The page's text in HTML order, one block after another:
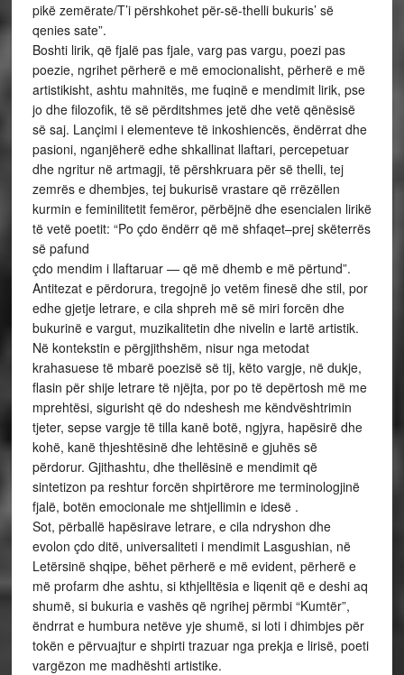
pikë zemërate/T’i përshkohet për-së-thelli bukuris’ së
qenies sate”.
Boshti lirik, që fjalë pas fjale, varg pas vargu, poezi pas
poezie, ngrihet përherë e më emocionalisht, përherë e më
artistikisht, ashtu mahnitës, me fuqinë e mendimit lirik, pse
jo dhe filozofik, të së përditshmes jetë dhe vetë qënësisë
së saj. Lançimi i elementeve të inkoshiencës, ëndërrat dhe
pasioni, nganjëherë edhe shkallinat llaftari, percepetuar
dhe ngritur në artmagji, të përshkruara për së thelli, tej
zemrës e dhembjes, tej bukurisë vrastare që rrëzëllen
kurmin e feminilitetit femëror, përbëjnë dhe esencialen lirikë
të vetë poetit: “Po çdo ëndërr që më shfaqet–prej skëterrës
së pafund
çdo mendim i llaftaruar — që më dhemb e më përtund”.
Antitezat e përdorura, tregojnë jo vetëm finesë dhe stil, por
edhe gjetje letrare, e cila shpreh më së miri forcën dhe
bukurinë e vargut, muzikalitetin dhe nivelin e lartë artistik.
Në kontekstin e përgjithshëm, nisur nga metodat
krahasuese të mbarë poezisë së tij, këto vargje, në dukje,
flasin për shije letrare të njëjta, por po të depërtosh më me
mprehtësi, sigurisht që do ndeshesh me këndvështrimin
tjeter, sepse vargje të tilla kanë botë, ngjyra, hapësirë dhe
kohë, kanë thjeshtësinë dhe lehtësinë e gjuhës së
përdorur. Gjithashtu, dhe thellësinë e mendimit që
sintetizon pa reshtur forcën shpirtërore me terminologjinë
fjalë, botën emocionale me shtjellimin e idesë .
Sot, përballë hapësirave letrare, e cila ndryshon dhe
evolon çdo ditë, universaliteti i mendimit Lasgushian, në
Letërsinë shqipe, bëhet përherë e më evident, përherë e
më profarm dhe ashtu, si kthjelltësia e liqenit që e deshi aq
shumë, si bukuria e vashës që ngrihej përmbi “Kumtër”,
ëndrrat e humbura netëve yje shumë, si loti i dhimbjes për
tokën e përvuajtur e shpirti trazuar nga prekja e lirisë, poeti
vargëzon me madhështi artistike.